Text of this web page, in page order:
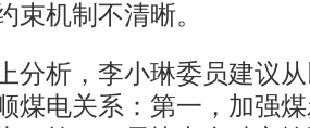
束机制不清晰。
析，李小琳委员建议从
煤电关系：第一，加强